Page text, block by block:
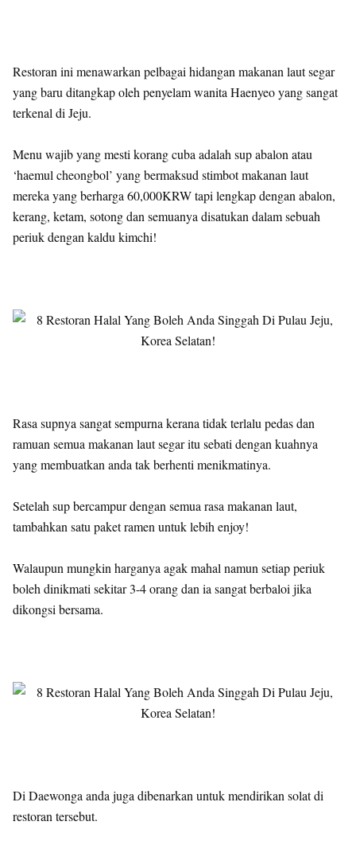
Restoran ini menawarkan pelbagai hidangan makanan laut segar
yang baru ditangkap oleh penyelam wanita Haenyeo yang sangat
terkenal di Jeju.
Menu wajib yang mesti korang cuba adalah sup abalon atau
‘haemul cheongbol’ yang bermaksud stimbot makanan laut
mereka yang berharga 60,000KRW tapi lengkap dengan abalon,
kerang, ketam, sotong dan semuanya disatukan dalam sebuah
periuk dengan kaldu kimchi!
Rasa supnya sangat sempurna kerana tidak terlalu pedas dan
ramuan semua makanan laut segar itu sebati dengan kuahnya
yang membuatkan anda tak berhenti menikmatinya.
Setelah sup bercampur dengan semua rasa makanan laut,
tambahkan satu paket ramen untuk lebih enjoy!
Walaupun mungkin harganya agak mahal namun setiap periuk
boleh dinikmati sekitar 3-4 orang dan ia sangat berbaloi jika
dikongsi bersama.
Di Daewonga anda juga dibenarkan untuk mendirikan solat di
restoran tersebut.